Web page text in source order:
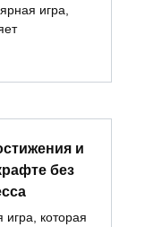
игра,
и
без
которая